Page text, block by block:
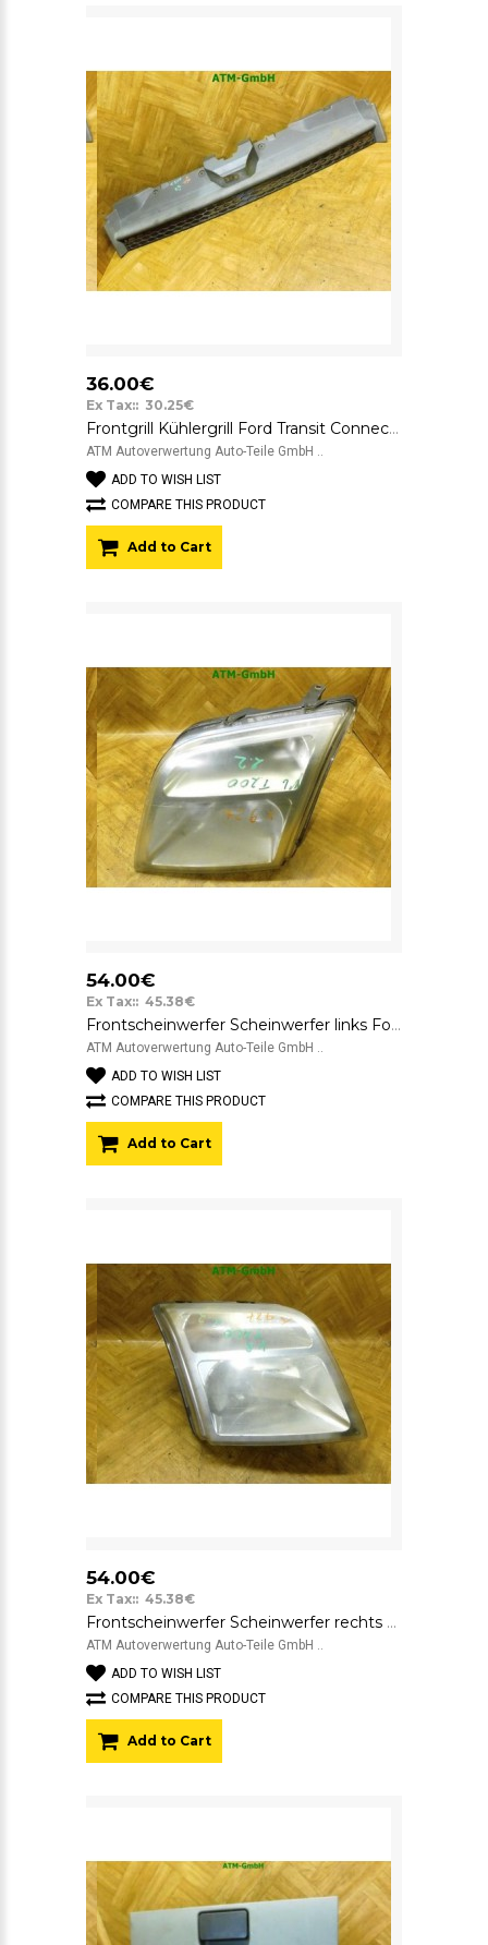
36.00€
Ex Tax:: 30.25€
Frontgrill Kühlergrill Ford Transit Connect T200 2T148200AGW
ATM Autoverwertung Auto-Teile GmbH ..
ADD TO WISH LIST
COMPARE THIS PRODUCT
Add to Cart
54.00€
Ex Tax:: 45.38€
Frontscheinwerfer Scheinwerfer links Ford Transit Connect T200 2T1413005AD
ATM Autoverwertung Auto-Teile GmbH ..
ADD TO WISH LIST
COMPARE THIS PRODUCT
Add to Cart
54.00€
Ex Tax:: 45.38€
Frontscheinwerfer Scheinwerfer rechts Ford Transit Connect T200 039130111000
ATM Autoverwertung Auto-Teile GmbH ..
ADD TO WISH LIST
COMPARE THIS PRODUCT
Add to Cart